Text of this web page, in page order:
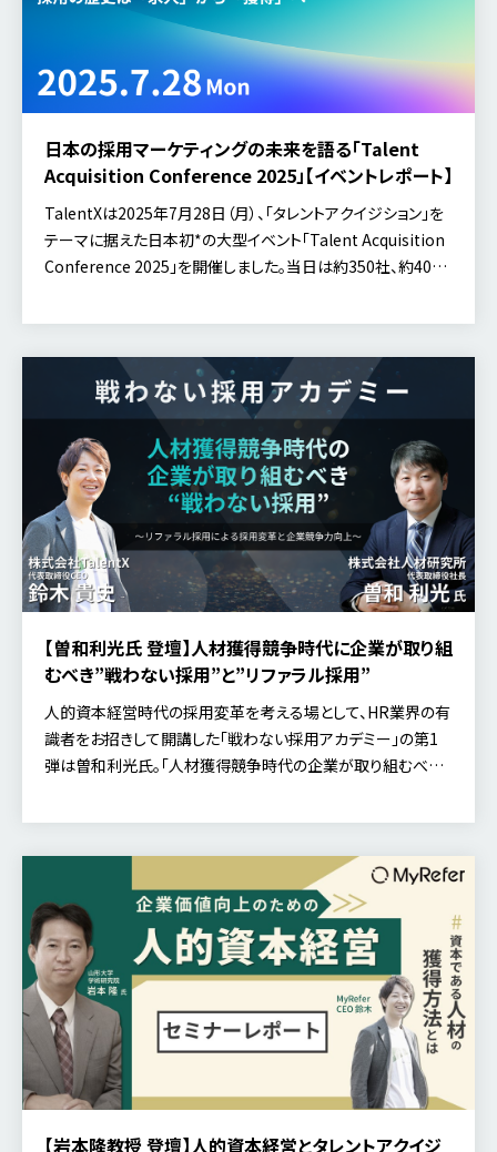
日本の採用マーケティングの未来を語る「Talent
Acquisition Conference 2025」【イベントレポート】
TalentXは2025年7月28日（月）、「タレントアクイジション」を
テーマに据えた日本初*の大型イベント「Talent Acquisition
Conference 2025」を開催しました。当日は約350社、約40
【曽和利光氏 登壇】人材獲得競争時代に企業が取り組
むべき”戦わない採用”と”リファラル採用”
人的資本経営時代の採用変革を考える場として、HR業界の有
識者をお招きして開講した「戦わない採用アカデミー」の第1
弾は曽和利光氏。「人材獲得競争時代の企業が取り組むべ
争力向上～」をテーマにおこなったディスカッションのレポート
【岩本隆教授 登壇】人的資本経営とタレントアクイジ